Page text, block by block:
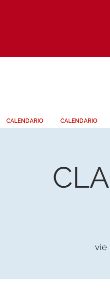
CALENDARIO CALENDARIO
vie